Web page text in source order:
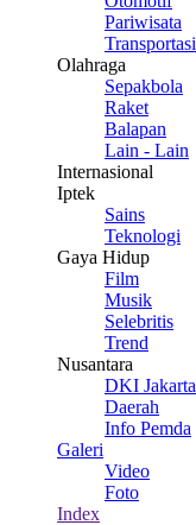
Pariwisata
Transportasi
Olahraga
Sepakbola
Raket
Balapan
Lain - Lain
Internasional
Iptek
Sains
Teknologi
Gaya Hidup
Film
Musik
Selebritis
Trend
Nusantara
DKI Jakarta
Daerah
Info Pemda
Galeri
Video
Foto
Index